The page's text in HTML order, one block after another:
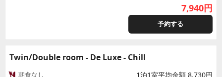
7,940円
予約する
Twin/Double room - De Luxe - Chill
朝食なし
1泊1室平均金額 8,730円